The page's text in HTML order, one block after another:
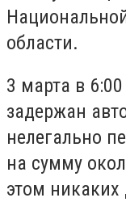
области.
3 марта в
задержан
нелегально
на сумму
этом никаких